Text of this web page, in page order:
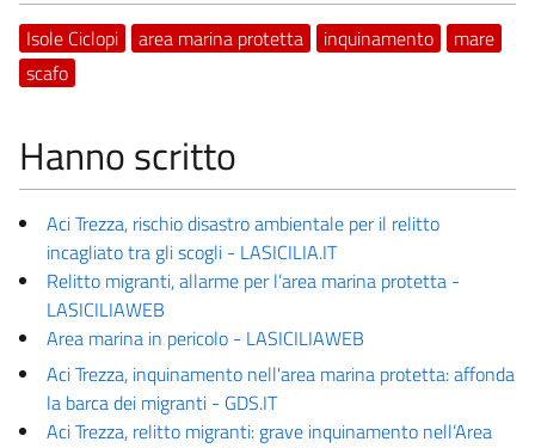
Isole Ciclopi area marina protetta inquinamento
mare
scafo
Hanno scritto
Aci Trezza, rischio disastro ambientale per il relitto
incagliato tra gli scogli - LASICILIA.IT
Relitto migranti, allarme per l’area marina protetta -
LASICILIAWEB
Area marina in pericolo - LASICILIAWEB
Aci Trezza, inquinamento nell'area marina protetta: affonda
la barca dei migranti - GDS.IT
Aci Trezza, relitto migranti: grave inquinamento nell’Area